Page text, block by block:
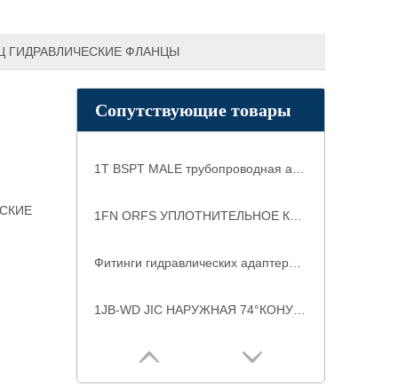
ГИДРАВЛИЧЕСКИЕ ФЛАНЦЫ
Сопутствующие товары